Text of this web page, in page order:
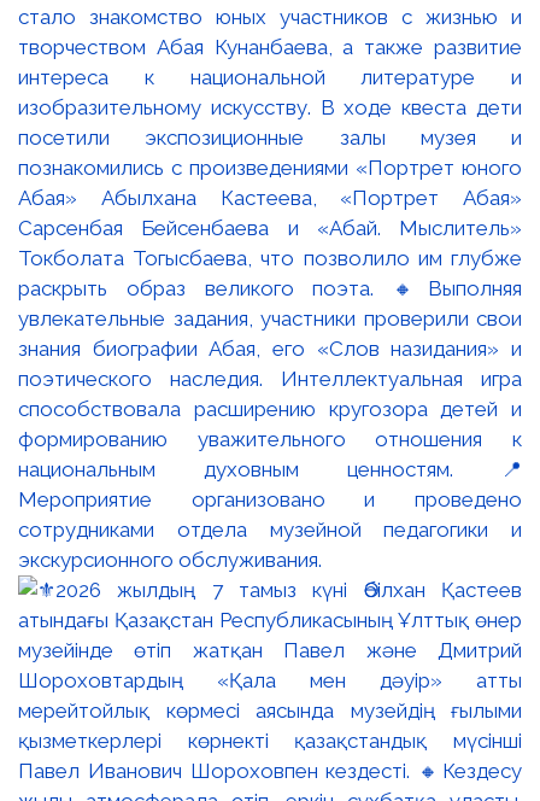
стало знакомство юных участников с жизнью и
творчеством Абая Кунанбаева, а также развитие
интереса к национальной литературе и
изобразительному искусству. В ходе квеста дети
посетили экспозиционные залы музея и
познакомились с произведениями «Портрет юного
Абая» Абылхана Кастеева, «Портрет Абая»
Сарсенбая Бейсенбаева и «Абай. Мыслитель»
Токболата Тогысбаева, что позволило им глубже
раскрыть образ великого поэта. 🔸Выполняя
увлекательные задания, участники проверили свои
знания биографии Абая, его «Слов назидания» и
поэтического наследия. Интеллектуальная игра
способствовала расширению кругозора детей и
формированию уважительного отношения к
национальным духовным ценностям. 📍
Мероприятие организовано и проведено
сотрудниками отдела музейной педагогики и
экскурсионного обслуживания.